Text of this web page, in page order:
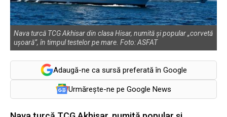
Nava turcă TCG Akhisar din clasa Hisar, numită și popular „corvetă
ușoară”, în timpul testelor pe mare. Foto: ASFAT
Adaugă-ne ca sursă preferată în Google
Urmărește-ne pe Google News